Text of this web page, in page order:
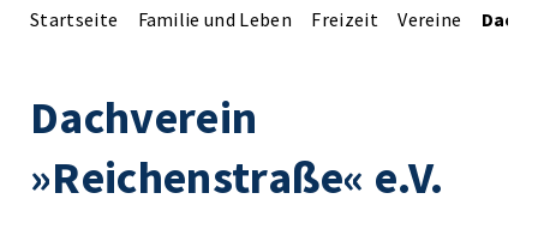
Startseite Familie und Leben Freizeit Vereine
Dachverein
»Reichenstraße« e.V.